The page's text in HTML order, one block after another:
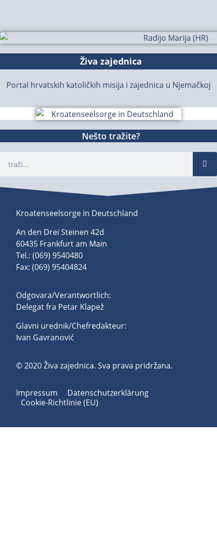
Živa zajednica
Portal hrvatskih katoličkih misija i zajednica u Njemačkoj
Nešto tražite?
Kroatenseelsorge in Deutschland
An den Drei Steinen 42d
60435 Frankfurt am Main
Tel.: (069) 9540480
Fax: (069) 95404824
Odgovara/Verantwortlich:
Delegat fra Petar Klapež
Glavni urednik/Chefredakteur:
Ivan Gavranović
© 2020 Živa zajednica. Sva prava pridržana.
Impressum
Datenschutzerklärung
Cookie-Richtlinie (EU)